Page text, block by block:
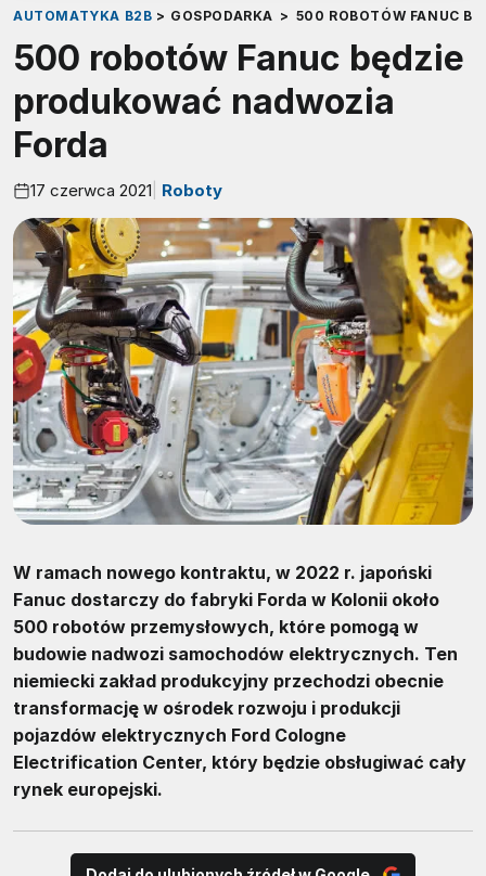
AUTOMATYKA B2B > GOSPODARKA > 500 ROBOTÓW FANUC
500 robotów Fanuc będzie
produkować nadwozia
Forda
17 czerwca 2021 Roboty
W ramach nowego kontraktu, w 2022 r. japoński
Fanuc dostarczy do fabryki Forda w Kolonii około
500 robotów przemysłowych, które pomogą w
budowie nadwozi samochodów elektrycznych. Ten
niemiecki zakład produkcyjny przechodzi obecnie
transformację w ośrodek rozwoju i produkcji
pojazdów elektrycznych Ford Cologne
Electrification Center, który będzie obsługiwać cały
rynek europejski.